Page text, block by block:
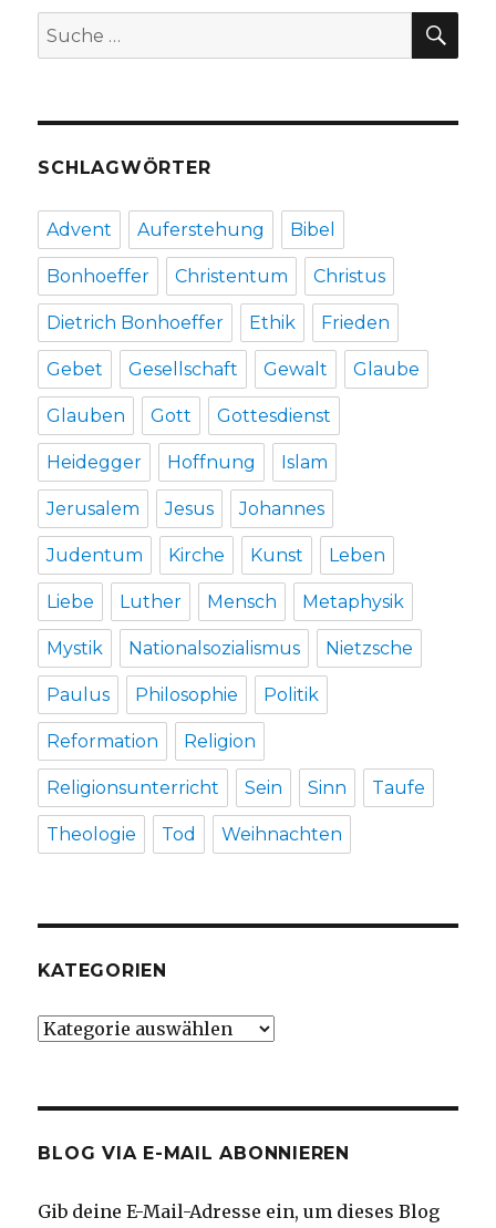
heute,
von
Welver
Suche
nach:
SCHLAGWÖRTER
Advent Auferstehung Bibel
Bonhoeffer Christentum Christus
Dietrich Bonhoeffer Ethik Frieden
Gebet Gesellschaft Gewalt Glaube
Glauben Gott Gottesdienst
Heidegger Hoffnung Islam
Jerusalem Jesus Johannes
Judentum Kirche Kunst Leben
Liebe Luther Mensch Metaphysik
Mystik Nationalsozialismus Nietzsche
Paulus Philosophie Politik
Reformation Religion
Religionsunterricht Sein Sinn Taufe
Theologie Tod Weihnachten
KATEGORIEN
Kategorien
BLOG VIA E-MAIL ABONNIEREN
Gib deine E-Mail-Adresse ein, um dieses Blog